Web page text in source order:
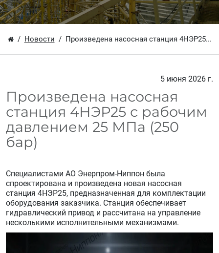
Новости Произведена насосная станция 4НЭР25...
5 июня 2026 г.
Произведена насосная
станция 4НЭР25 с рабочим
давлением 25 МПа (250
бар)
Специалистами АО Энерпром-Ниппон была
спроектирована и произведена новая насосная
станция 4НЭР25, предназначенная для комплектации
оборудования заказчика. Станция обеспечивает
гидравлический привод и рассчитана на управление
несколькими исполнительными механизмами.